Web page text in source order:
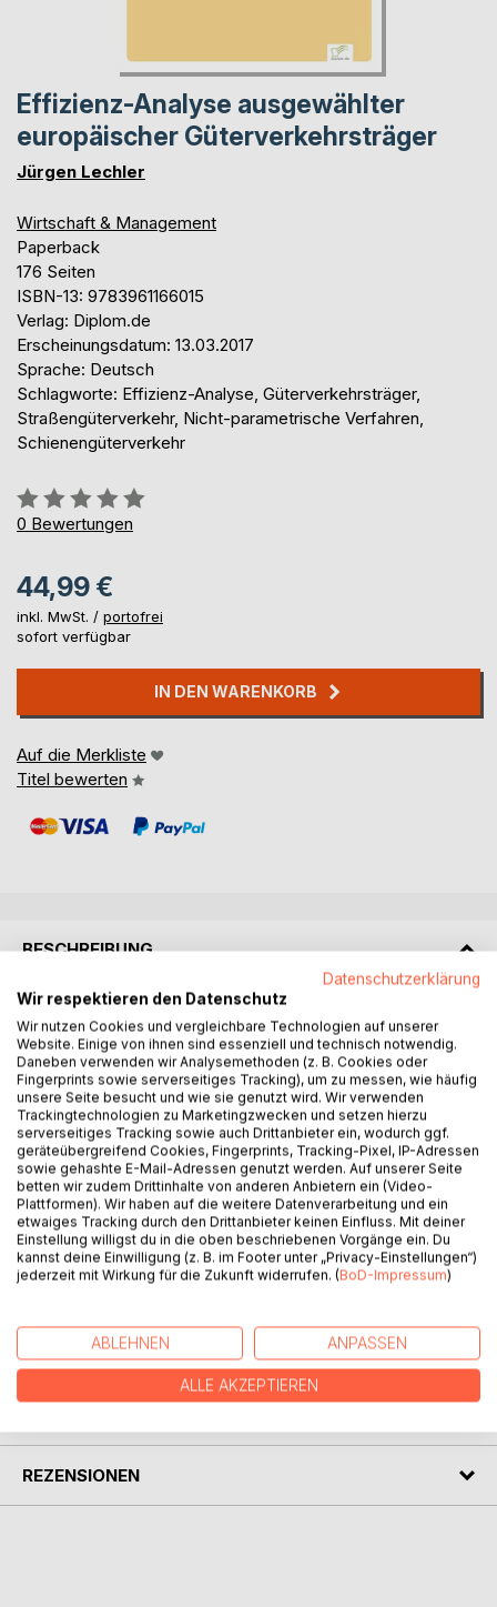
Effizienz-Analyse ausgewählter
europäischer Güterverkehrsträger
Jürgen Lechler
Wirtschaft & Management
Paperback
176 Seiten
ISBN-13: 9783961166015
Verlag: Diplom.de
Erscheinungsdatum: 13.03.2017
Sprache: Deutsch
Schlagworte: Effizienz-Analyse, Güterverkehrsträger,
Straßengüterverkehr, Nicht-parametrische Verfahren,
Schienengüterverkehr
Bewertung::
0%
0 Bewertungen
44,99 €
inkl. MwSt. / portofrei
sofort verfügbar
IN DEN WARENKORB
Auf die Merkliste
Titel bewerten
BESCHREIBUNG
Ziel der Master-Thesis ist es die Effizienz der wichtigsten
Güterverkehrsträger (Straßengüterverkehr,
Schienengüterverkehr und Binnenschifffahrt) in Europa
(EU-28) auf Länderebene zu analysieren und zu
vergleichen. Dieser Vergleich soll zeigen, welches Land die
Inputfaktoren (Beschäftigte, Energie, Fahrzeuge,
Unternehmen, Verkehrsnetz) optimal nutzt oder noch
Verbesserungspotential im Vergleich zu den anderen
Ländern aufweist. Darüber hinaus soll ermittelt werden,
welche Inputfaktoren für dieses Ergebnis den größten
Einfluss haben. Basierend auf diesen Erkenntnissen sollen
Zusammenhänge abgeleitet und Empfehlungen für weitere
AUTOR/IN
REZENSIONEN
Datenschutzerklärung
Wir respektieren den Datenschutz
Wir nutzen Cookies und vergleichbare Technologien auf unserer
Website. Einige von ihnen sind essenziell und technisch notwendig.
Daneben verwenden wir Analysemethoden (z. B. Cookies oder
Fingerprints sowie serverseitiges Tracking), um zu messen, wie häufig
unsere Seite besucht und wie sie genutzt wird. Wir verwenden
Trackingtechnologien zu Marketingzwecken und setzen hierzu
serverseitiges Tracking sowie auch Drittanbieter ein, wodurch ggf.
geräteübergreifend Cookies, Fingerprints, Tracking-Pixel, IP-Adressen
sowie gehashte E-Mail-Adressen genutzt werden. Auf unserer Seite
betten wir zudem Drittinhalte von anderen Anbietern ein (Video-
Plattformen). Wir haben auf die weitere Datenverarbeitung und ein
etwaiges Tracking durch den Drittanbieter keinen Einfluss. Mit deiner
Einstellung willigst du in die oben beschriebenen Vorgänge ein. Du
kannst deine Einwilligung (z. B. im Footer unter „Privacy-Einstellungen“)
jederzeit mit Wirkung für die Zukunft widerrufen. (BoD-Impressum)
ABLEHNEN ANPASSEN
ALLE AKZEPTIEREN